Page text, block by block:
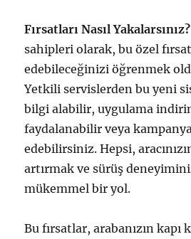
Fırsatları Nasıl Yakalarsınız?
sahipleri olarak, bu özel
edebileceğinizi öğrenmek
Yetkili servislerden bu yeni
bilgi alabilir, uygulama
faydalanabilir veya
edebilirsiniz. Hepsi,
artırmak ve sürüş
mükemmel bir yol.
Bu fırsatlar, arabanızın